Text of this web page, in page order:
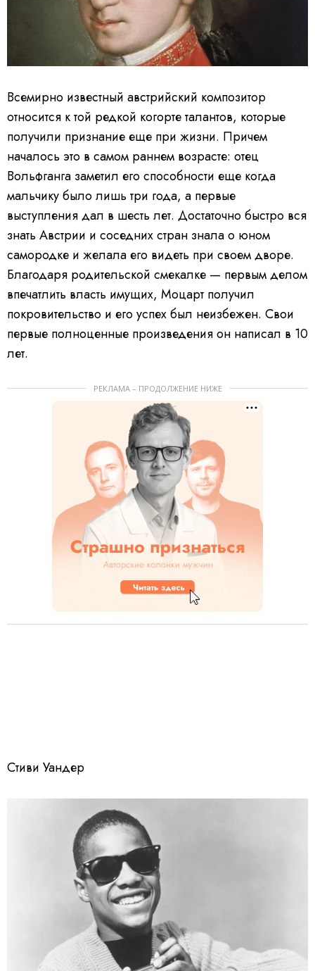
Всемирно известный австрийский композитор
относится к той редкой когорте талантов, которые
получили признание еще при жизни. Причем
началось это в самом раннем возрасте: отец
Вольфганга заметил его способности еще когда
мальчику было лишь три года, а первые
выступления дал в шесть лет. Достаточно быстро вся
знать Австрии и соседних стран знала о юном
самородке и желала его видеть при своем дворе.
Благодаря родительской смекалке — первым делом
впечатлить власть имущих, Моцарт получил
покровительство и его успех был неизбежен. Свои
первые полноценные произведения он написал в 10
лет.
РЕКЛАМА – ПРОДОЛЖЕНИЕ НИЖЕ
Стиви Уандер